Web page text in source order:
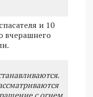
и 10
вчерашнего